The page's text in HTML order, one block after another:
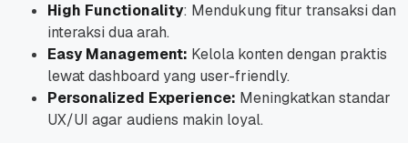
High Functionality: Mendukung fitur transaksi dan
interaksi dua arah.
Easy Management: Kelola konten dengan praktis
lewat dashboard yang user-friendly.
Personalized Experience: Meningkatkan standar
UX/UI agar audiens makin loyal.